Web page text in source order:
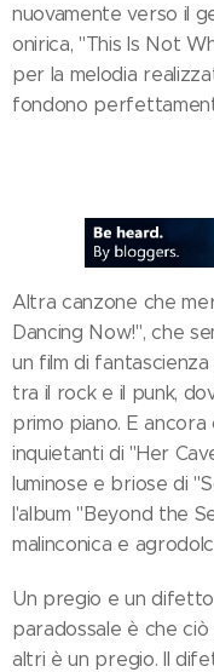
nuovamente verso il
onirica, "This Is Not
per la melodia
fondono
Altra canzone che
Dancing Now!", che
un film di
tra il rock e il punk,
primo piano. E
inquietanti di "Her
luminose e briose di
l'album "Beyond the
malinconica e
Un pregio e un
paradossale è che
altri è un pregio. Il